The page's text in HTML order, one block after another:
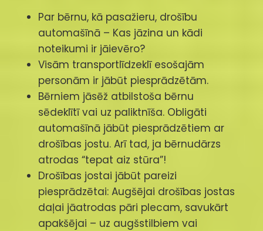
Par bērnu, kā pasažieru, drošību
automašīnā – Kas jāzina un kādi
noteikumi ir jāievēro?
Visām transportlīdzeklī esošajām
personām ir jābūt piesprādzētām.
Bērniem jāsēž atbilstoša bērnu
sēdeklītī vai uz paliktnīša. Obligāti
automašīnā jābūt piesprādzētiem ar
drošības jostu. Arī tad, ja bērnudārzs
atrodas “tepat aiz stūra”!
Drošības jostai jābūt pareizi
piesprādzētai: Augšējai drošības jostas
daļai jāatrodas pāri plecam, savukārt
apakšējai – uz augšstilbiem vai